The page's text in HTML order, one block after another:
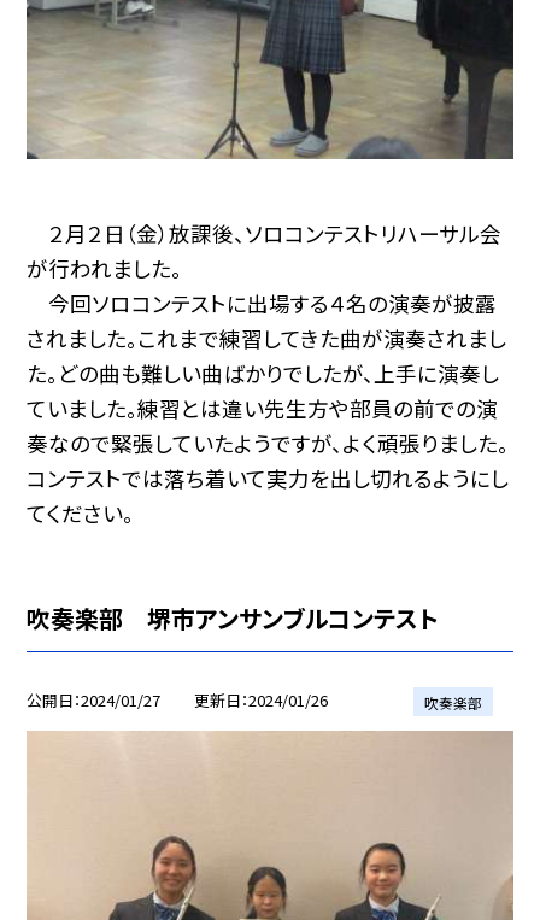
２月２日（金）放課後、ソロコンテストリハーサル会
が行われました。
今回ソロコンテストに出場する４名の演奏が披露
されました。これまで練習してきた曲が演奏されまし
た。どの曲も難しい曲ばかりでしたが、上手に演奏し
ていました。練習とは違い先生方や部員の前での演
奏なので緊張していたようですが、よく頑張りました。
コンテストでは落ち着いて実力を出し切れるようにし
てください。
吹奏楽部 堺市アンサンブルコンテスト
公開日 2024/01/27 更新日 2024/01/26 吹奏楽部